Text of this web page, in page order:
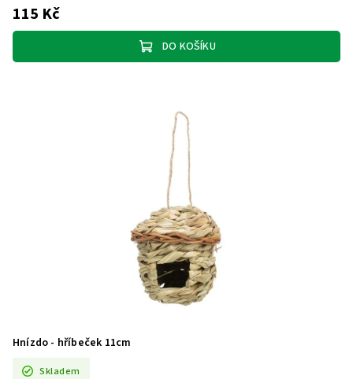
115 Kč
DO KOŠÍKU
Hnízdo - hříbeček 11cm
Skladem